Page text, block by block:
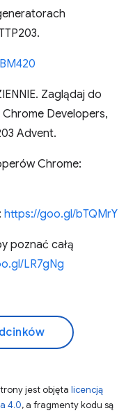
Zaglądaj do
Developers,
Advent.
Chrome:
https://goo.gl/bTQMrY
poznać całą
LR7gNg
jest objęta licencją
4.0, a fragmenty kodu są